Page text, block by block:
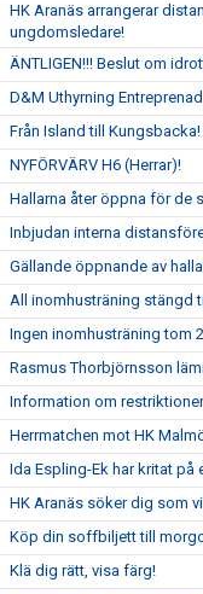
HK Aranäs arrangerar
ungdomsledare!
ÄNTLIGEN!!! Beslut om
D&M Uthyrning
Från Island till Kungsbacka!
NYFÖRVÄRV H6 (Herrar)!
Hallarna åter öppna för de
Inbjudan interna
Gällande öppnande av
All inomhusträning stängd
Ingen inomhusträning tom
Rasmus Thorbjörnsson
Information om
Herrmatchen mot HK
Ida Espling-Ek har kritat på
HK Aranäs söker dig som
Köp din soffbiljett till
Klä dig rätt, visa färg!